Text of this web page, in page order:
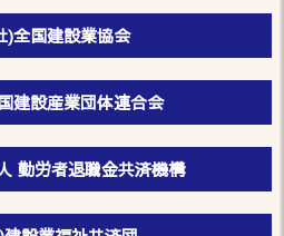
)全国建設業協会
建設産業団体連合会
勤労者退職金共済機構